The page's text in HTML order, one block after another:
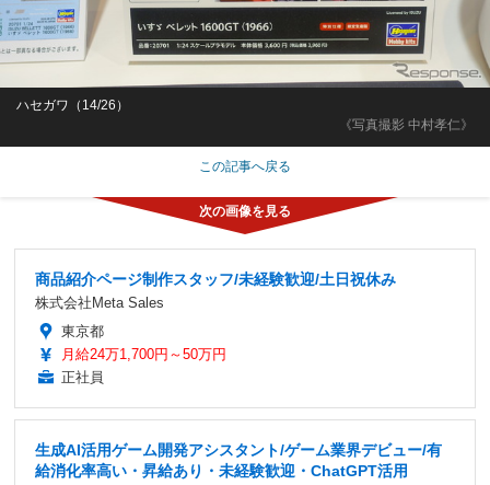
《写真撮影 中村孝仁》
ハセガワ（14/26）
この記事へ戻る
商品紹介ページ制作スタッフ/未経験歓迎/土日祝休み
株式会社Meta Sales
東京都
月給24万1,700円～50万円
正社員
生成AI活用ゲーム開発アシスタント/ゲーム業界デビュー/有
給消化率高い・昇給あり・未経験歓迎・ChatGPT活用